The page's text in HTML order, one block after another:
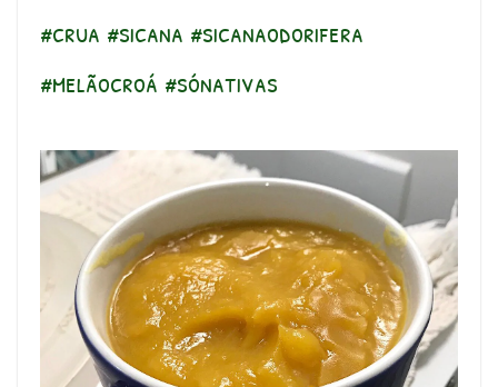
#crua #sicana #sicanaodorifera
#melãocroá #sónativas